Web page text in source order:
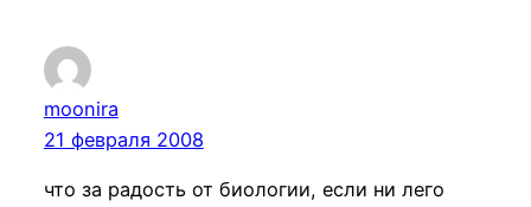
moonira
21 февраля 2008
что за радость от биологии, если ни лего